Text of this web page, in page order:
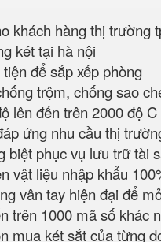
khách hàng thị trường
két tại hà nội
để sắp xếp phòng
trộm, chống sao
lên đến trên 2000 độ C
ứng nhu cầu thị
biệt phục vụ lưu trữ tài
vật liệu nhập khẩu
vân tay hiện đại để
trên 1000 mã số khác
mua két sắt của từng